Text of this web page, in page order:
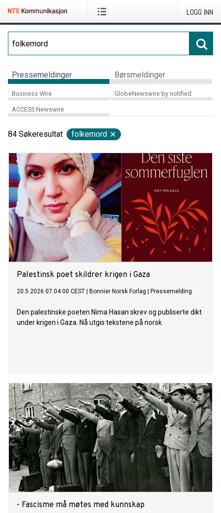
LOGG INN
Pressemeldinger Børsmeldinger
Business Wire GlobeNewswire by notified
ACCESS Newswire
84 Søkeresultat folkemord
Palestinsk poet skildrer krigen i Gaza
20.5.2026 07:04:00 CEST Bonnier Norsk Forlag Pressemelding
Den palestinske poeten Nima Hasan skrev og publiserte dikt
under krigen i Gaza. Nå utgis tekstene på norsk.
- Fascisme må møtes med kunnskap